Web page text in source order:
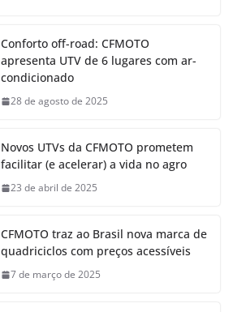
Conforto off-road: CFMOTO
apresenta UTV de 6 lugares com ar-
condicionado
28 de agosto de 2025
Novos UTVs da CFMOTO prometem
facilitar (e acelerar) a vida no agro
23 de abril de 2025
CFMOTO traz ao Brasil nova marca de
quadriciclos com preços acessíveis
7 de março de 2025